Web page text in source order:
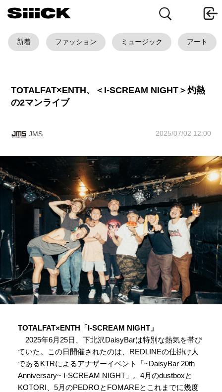
新着 ファッション ミュージック アート
TOTALFAT×ENTH、＜I-SCREAM NIGHT＞灼熱
の2マンライブ
JMS 2025/07/02 12:00
TOTALFAT×ENTH「I-SCREAM NIGHT」
2025年6月25日、下北沢DaisyBarは特別な熱気を帯び
ていた。この日開催されたのは、REDLINEの仕掛け人
であるKTRによるアナザーイベント「~DaisyBar 20th
Anniversary~ I-SCREAM NIGHT」。4月のdustboxと
KOTORI、5月のPEDROとFOMAREとこれまでに幾度